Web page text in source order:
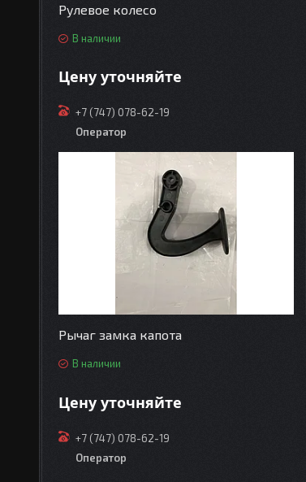
Рулевое колесо
В наличии
Цену уточняйте
+7 (747) 078-62-19
Оператор
Рычаг замка капота
В наличии
Цену уточняйте
+7 (747) 078-62-19
Оператор